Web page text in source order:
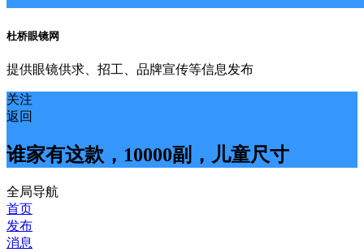
杜桥眼镜网
提供眼镜供求、招工、品牌宣传等信息发布
关注
返回
谁家有这款，10000副，儿童尺寸
全局导航
首页
发布
消息